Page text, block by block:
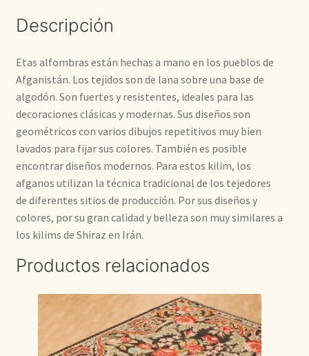
Descripción
Etas alfombras están hechas a mano en los pueblos de
Afganistán. Los tejidos son de lana sobre una base de
algodón. Son fuertes y resistentes, ideales para las
decoraciones clásicas y modernas. Sus diseños son
geométricos con varios dibujos repetitivos muy bien
lavados para fijar sus colores. También es posible
encontrar diseños modernos. Para estos kilim, los
afganos utilizan la técnica tradicional de los tejedores
de diferentes sitios de producción. Por sus diseños y
colores, por su gran calidad y belleza son muy similares a
los kilims de Shiraz en Irán.
Productos relacionados